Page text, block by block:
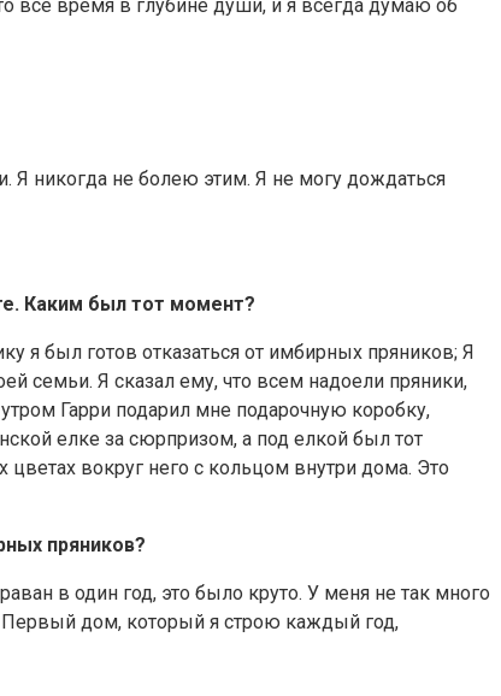
все время в глубине души, и я всегда думаю об
Я никогда не болею этим. Я не могу дождаться
Каким был тот момент?
я был готов отказаться от имбирных пряников; Я
семьи. Я сказал ему, что всем надоели пряники,
Гарри подарил мне подарочную коробку,
елке за сюрпризом, а под елкой был тот
вокруг него с кольцом внутри дома. Это
пряников?
в один год, это было круто. У меня не так много
Первый дом, который я строю каждый год,